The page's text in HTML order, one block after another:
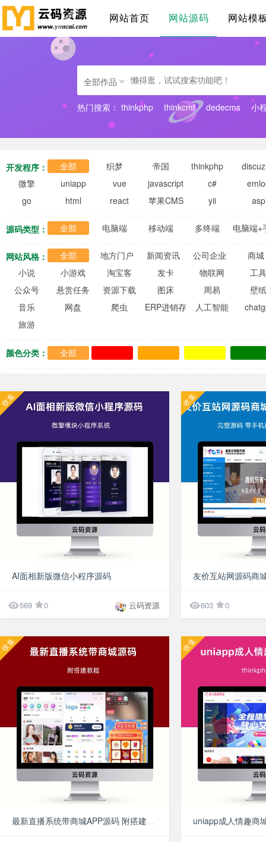
网站首页 网站源码 网站模
全部作品
热门搜索： thinkphp thinkcmf dedecms 小
开发程序： 全部 织梦 帝国 thinkphp
discuz
微擎
uniapp vue javascript c#
go
html react 苹果CMS yii asp
源码类型： 全部 电脑端 移动端 多终端 电脑端+
网站风格： 全部 地方门户 新闻资讯 公司企业
商城
小说
小游戏 淘宝客 发卡 物联网
工具
公众号
悬赏任务 资源下载 图床 周易
壁纸
音乐
网盘 爬虫 ERP进销存 人工智能
旅游
颜色分类： 全部
集
AI面相新版微信小程序源码
569 0 云码资源
收集
603 0
集 收集